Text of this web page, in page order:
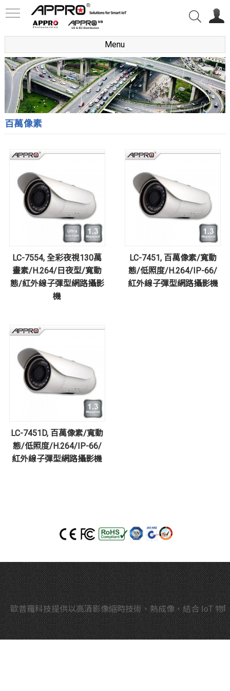
Menu
百萬像素
LC-7554, 全彩夜視130萬
畫素/H.264/日夜型/寬動
態/紅外線子彈型網路攝影
機
LC-7451, 百萬像素/寬動
態/低照度/H.264/IP-66/
紅外線子彈型網路攝影機
LC-7451D, 百萬像素/寬動
態/低照度/H.264/IP-66/
紅外線子彈型網路攝影機
歐普羅科技提供以高清影像縮時技術、熱成像，結合 IoT 物